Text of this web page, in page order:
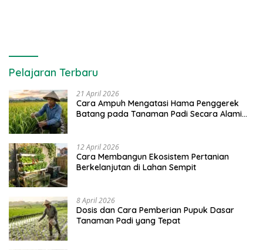
Pelajaran Terbaru
21 April 2026
Cara Ampuh Mengatasi Hama Penggerek
Batang pada Tanaman Padi Secara Alami
12 April 2026
Cara Membangun Ekosistem Pertanian
Berkelanjutan di Lahan Sempit
8 April 2026
Dosis dan Cara Pemberian Pupuk Dasar
Tanaman Padi yang Tepat